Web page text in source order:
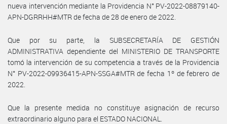
nueva intervención mediante la Providencia N° PV-2022-08879140-
APN-DGRRHH#MTR de fecha de 28 de enero de 2022.
Que por su parte, la SUBSECRETARÍA DE GESTIÓN
ADMINISTRATIVA dependiente del MINISTERIO DE TRANSPORTE
tomó la intervención de su competencia a través de la Providencia
N° PV-2022-09936415-APN-SSGA#MTR de fecha 1º de febrero de
2022.
Que la presente medida no constituye asignación de recurso
extraordinario alguno para el ESTADO NACIONAL.